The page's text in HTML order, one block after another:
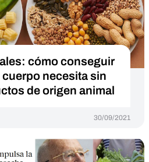
cómo conseguir
necesita sin
de origen animal
30/09/2021